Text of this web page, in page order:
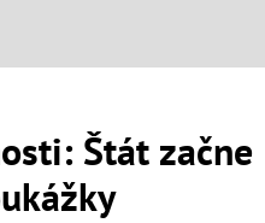
Štát začne